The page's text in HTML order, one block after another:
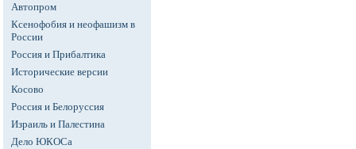
Автопром
Ксенофобия и неофашизм в
России
Россия и Прибалтика
Исторические версии
Косово
Россия и Белоруссия
Израиль и Палестина
Дело ЮКОСа